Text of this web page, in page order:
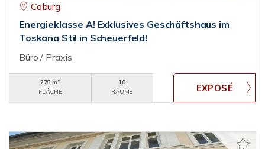
Coburg
Energieklasse A! Exklusives Geschäftshaus im
Toskana Stil in Scheuerfeld!
Büro / Praxis
275 m²
FLÄCHE
10
RÄUME